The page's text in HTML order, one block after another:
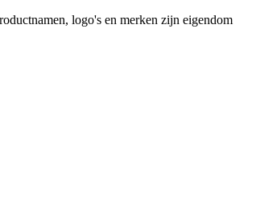
logo's en merken zijn eigendom